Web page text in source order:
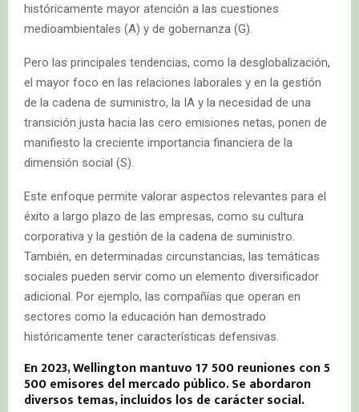
históricamente mayor atención a las cuestiones
medioambientales (A) y de gobernanza (G).
Pero las principales tendencias, como la desglobalización,
el mayor foco en las relaciones laborales y en la gestión
de la cadena de suministro, la IA y la necesidad de una
transición justa hacia las cero emisiones netas, ponen de
manifiesto la creciente importancia financiera de la
dimensión social (S).
Este enfoque permite valorar aspectos relevantes para el
éxito a largo plazo de las empresas, como su cultura
corporativa y la gestión de la cadena de suministro.
También, en determinadas circunstancias, las temáticas
sociales pueden servir como un elemento diversificador
adicional. Por ejemplo, las compañías que operan en
sectores como la educación han demostrado
históricamente tener características defensivas.
En 2023, Wellington mantuvo 17 500 reuniones con 5
500 emisores del mercado público. Se abordaron
diversos temas, incluidos los de carácter social.